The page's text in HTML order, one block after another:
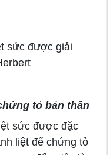
sức được giải
tỏ bản thân
sức được đặc
liệt để chứng tỏ